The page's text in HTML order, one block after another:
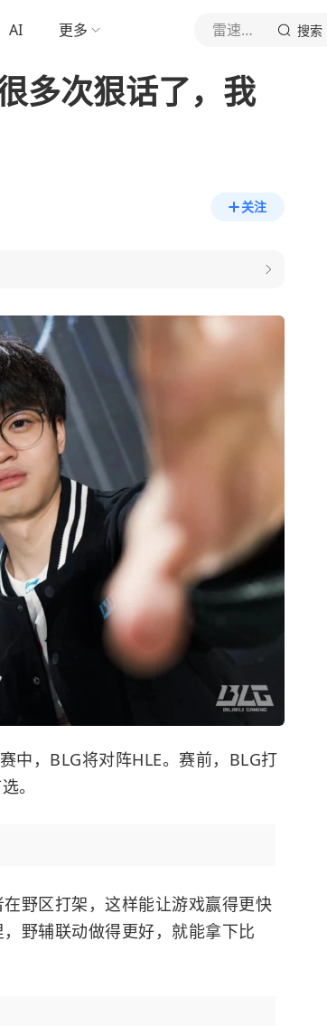
AI 更多 雷速体育 搜索
多次狠话了，我
关注
中，BLG将对阵HLE。赛前，BLG打
。
野区打架，这样能让游戏赢得更快
野辅联动做得更好，就能拿下比